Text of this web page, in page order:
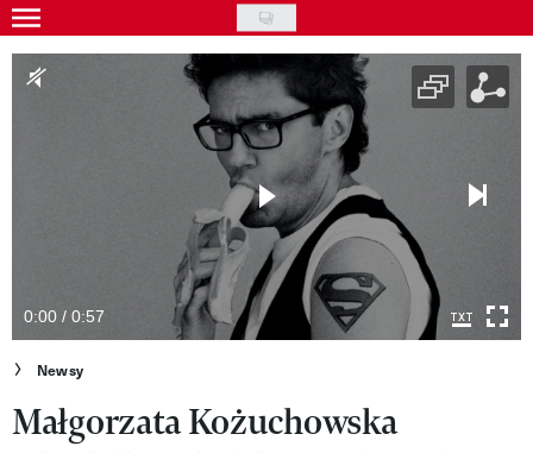
Skip
to
main
Gwiazdy
Kultura
Wideo
Nasze akcje
0:00 / 0:57
Newsy
Małgorzata Kożuchowska